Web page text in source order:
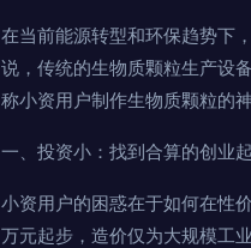
在当前能源转型和环保趋势下
说，传统的生物质颗粒生产设
称小资用户制作生物质颗粒的
一、投资小：找到合算的创业
小资用户的困惑在于如何在性
万元起步，造价仅为大规模工